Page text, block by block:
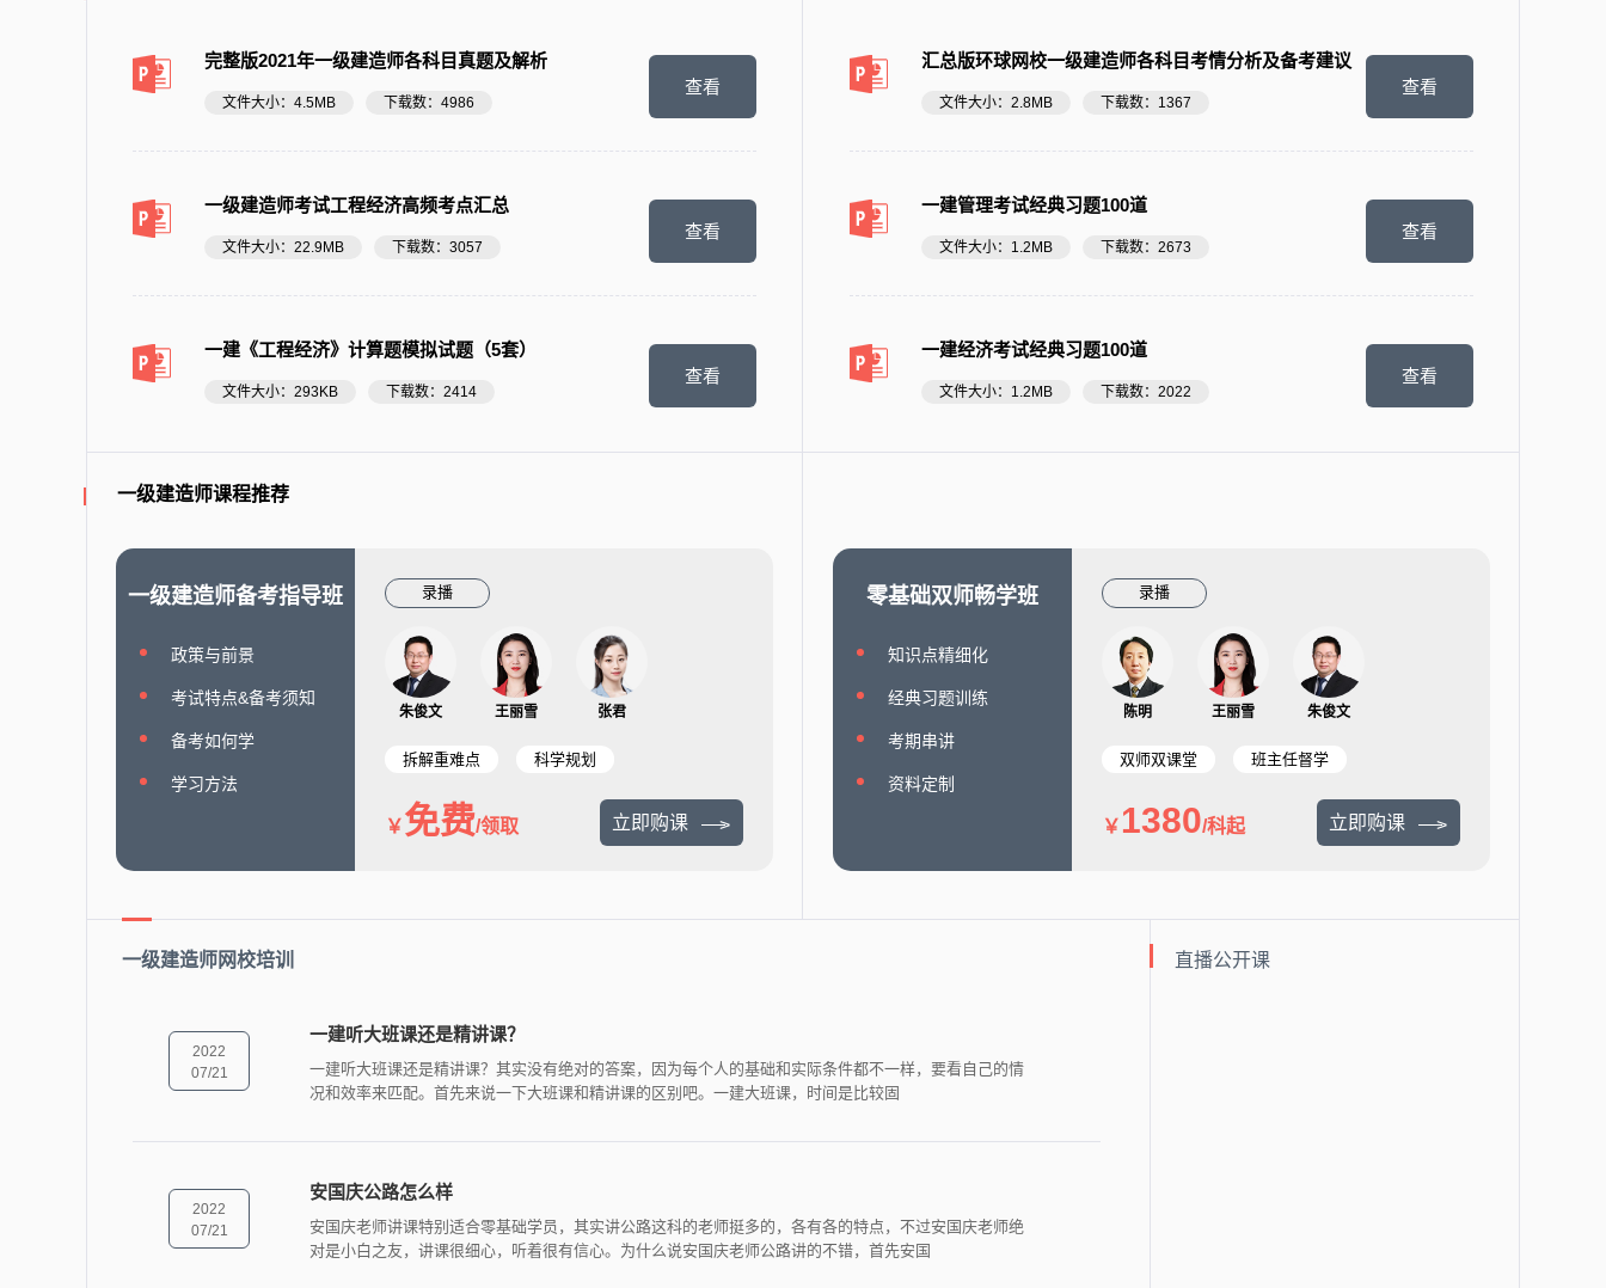
完整版2021年一级建造师各科目真题及解析
文件大小：4.5MB 下载数：4986
查看
汇总版环球网校一级建造师各科目考情分析及备考建议
文件大小：2.8MB 下载数：1367
查看
一级建造师考试工程经济高频考点汇总
文件大小：22.9MB 下载数：3057
查看
一建管理考试经典习题100道
文件大小：1.2MB 下载数：2673
查看
一建《工程经济》计算题模拟试题（5套）
文件大小：293KB 下载数：2414
查看
一建经济考试经典习题100道
文件大小：1.2MB 下载数：2022
查看
一级建造师课程推荐
一级建造师备考指导班
政策与前景
考试特点&备考须知
备考如何学
学习方法
录播
朱俊文 王丽雪 张君
拆解重难点 科学规划
免费/领取 立即购课
零基础双师畅学班
知识点精细化
经典习题训练
考期串讲
资料定制
录播
陈明 王丽雪 朱俊文
双师双课堂 班主任督学
1380/科起 立即购课
一级建造师网校培训
2022
07/21
一建听大班课还是精讲课？
一建听大班课还是精讲课？其实没有绝对的答案，因为每个人的基础和实际条件都不一样，要看自己的情
况和效率来匹配。首先来说一下大班课和精讲课的区别吧。一建大班课，时间是比较固
2022
07/21
安国庆公路怎么样
安国庆老师讲课特别适合零基础学员，其实讲公路这科的老师挺多的，各有各的特点，不过安国庆老师绝
对是小白之友，讲课很细心，听着很有信心。为什么说安国庆老师公路讲的不错，首先安国
直播公开课